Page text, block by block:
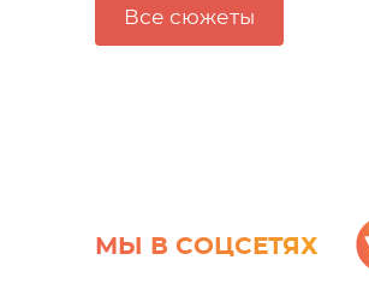
Все сюжеты
МЫ В СОЦСЕТЯХ